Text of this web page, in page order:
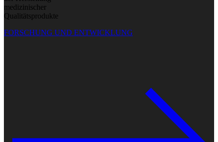
medizinischer
Qualitätsprodukte
FORSCHUNG UND ENTWICKLUNG